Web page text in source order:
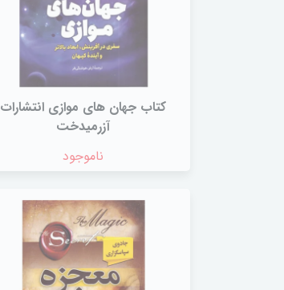
کتاب جهان های موازی انتشارات
آزرمیدخت
ناموجود